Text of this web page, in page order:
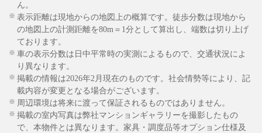
ん。
※ 表示距離は現地からの地図上の概算です。徒歩分数は現地から
の地図上の計測距離を80m＝1分として算出し、端数は切り上げ
ております。
※ 車の表示分数は日中平常時の実測によるもので、交通状況によ
り異なります。
※ 掲載の情報は2026年2月現在のものです。社会情勢等により、記
載内容が変更となる場合がございます。
※ 周辺環境は将来に渡って保証されるものではありません。
※ 掲載の室内写真は弊社マンションギャラリーを撮影したもの
で、本物件とは異なります。家具・調度品等オプション仕様及